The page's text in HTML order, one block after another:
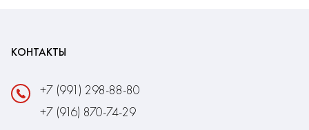
КОНТАКТЫ
+7 (991) 298-88-80
+7 (916) 870-74-29